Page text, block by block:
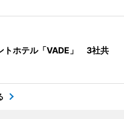
トホテル「VADE」 3社共